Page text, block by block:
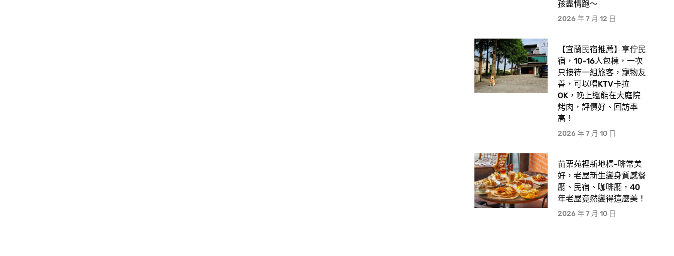
孩盡情跑〜
2026 年 7 月 12 日
【宜蘭民宿推薦】享佇民
宿，10-16人包棟，一次
只接待一組旅客，寵物友
善，可以唱KTV卡拉
OK，晚上還能在大庭院
烤肉，評價好、回訪率
高！
2026 年 7 月 10 日
苗栗苑裡新地標-啡常美
好，老屋新生變身質感餐
廳、民宿、咖啡廳，40
年老屋竟然變得這麼美！
2026 年 7 月 10 日